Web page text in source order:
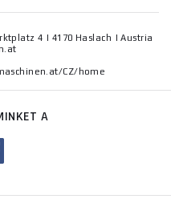
4 | 4170 Haslach | Austria
CZ/home
A